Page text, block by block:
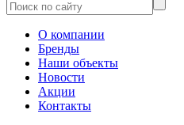
О компании
Бренды
Наши объекты
Новости
Акции
Контакты